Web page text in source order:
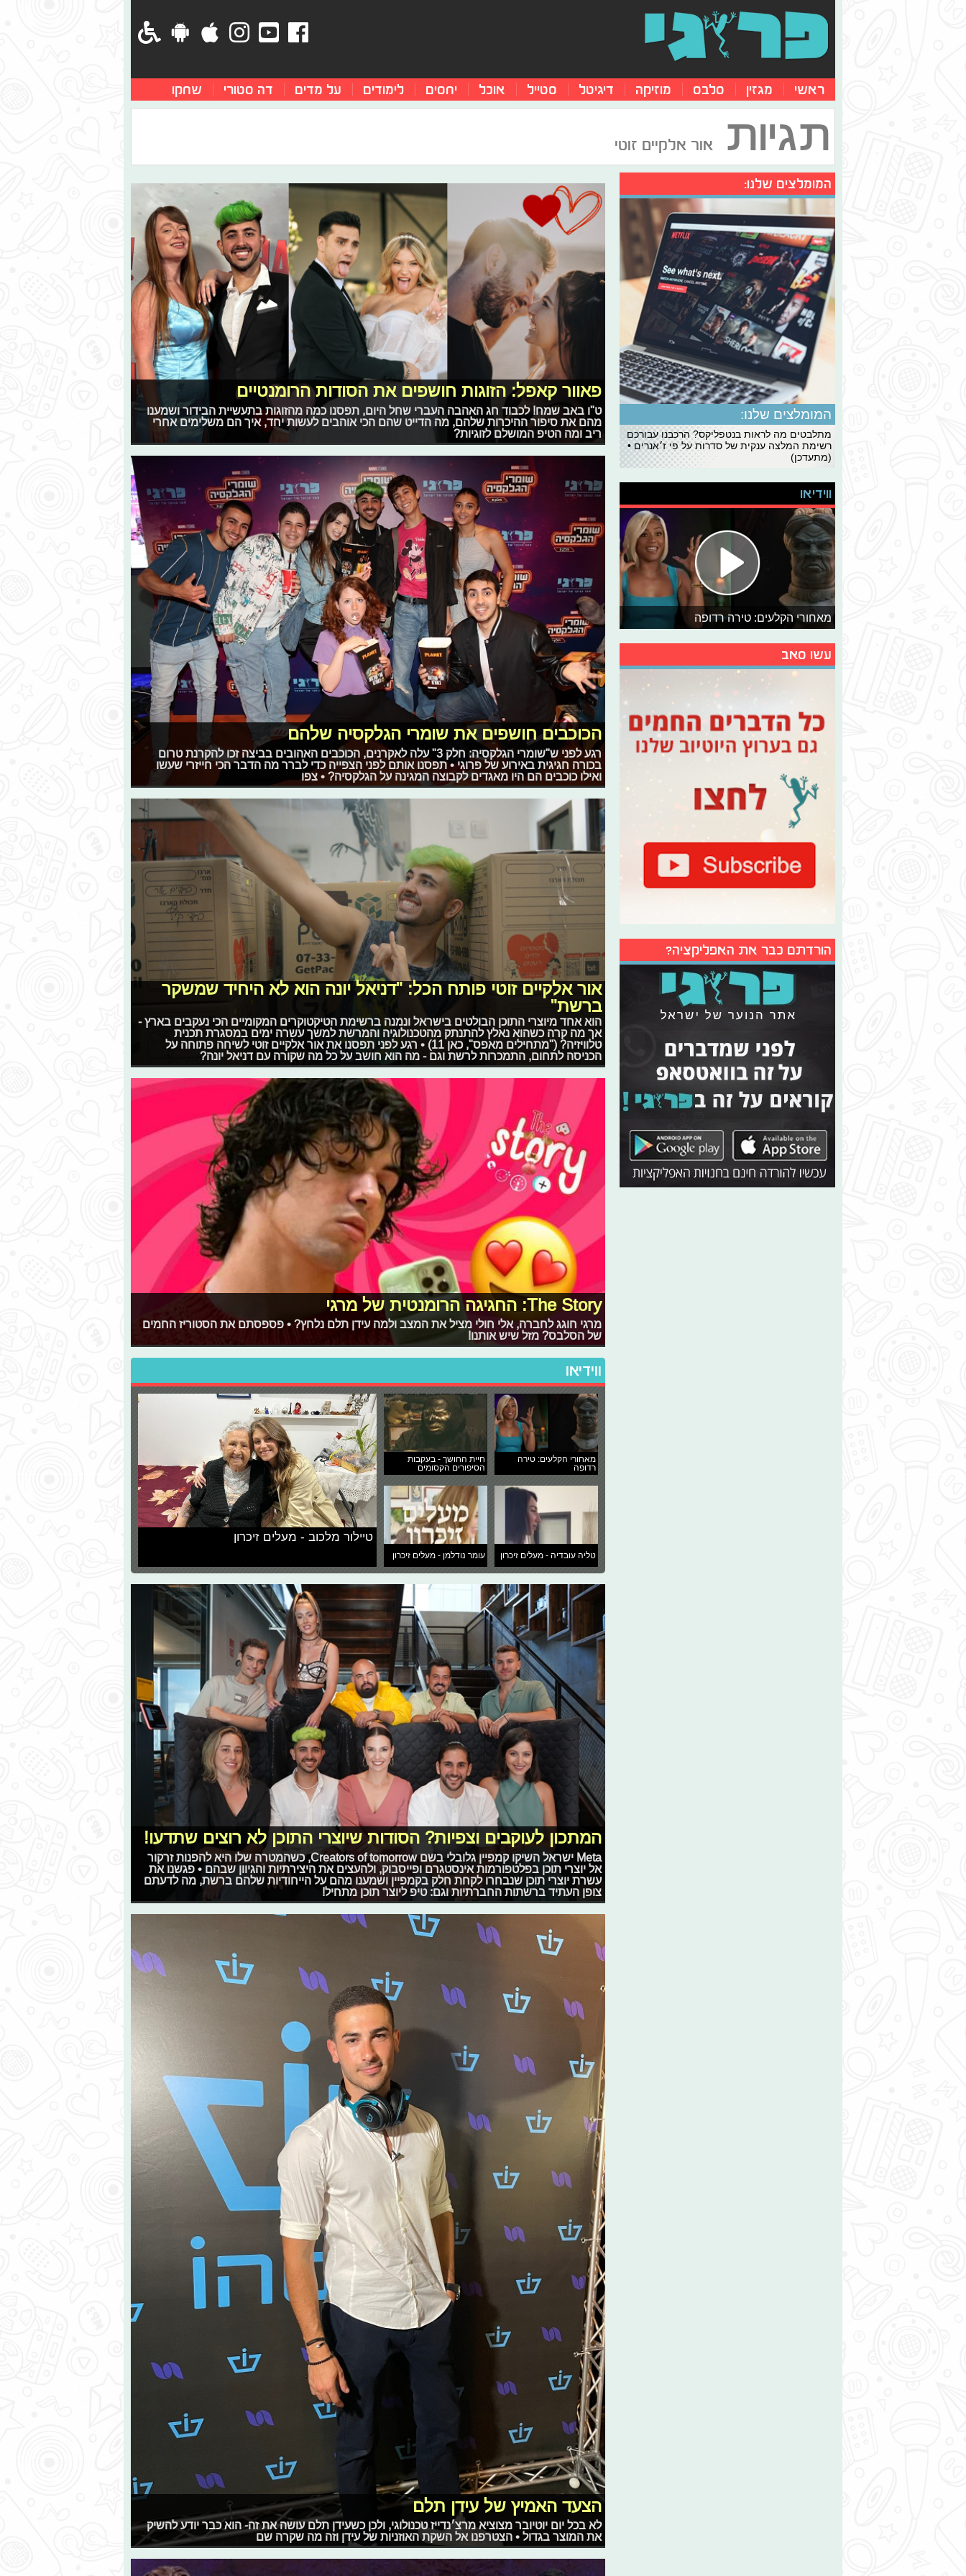
ראשי מגזין סלבס מוזיקה דיגיטל סטייל אוכל יחסים לימודים על מדים דה סטורי שחקו
תגיות אור אלקיים זוטי
פאוור קאפל: הזוגות חושפים את הסודות הרומנטיים
ט"ו באב שמח! לכבוד חג האהבה העברי שחל היום, תפסנו כמה מהזוגות בתעשיית הבידור ושמענו
מהם את סיפור ההיכרות שלהם, מה הדייט שהם הכי אוהבים לעשות יחד, איך הם משלימים אחרי
ריב ומה הטיפ המושלם לזוגיות?
הכוכבים חושפים את שומרי הגלקסיה שלהם
רגע לפני ש"שומרי הגלקסיה: חלק 3" עלה לאקרנים, הכוכבים האהובים בביצה זכו להקרנת טרום
בכורה חגיגית באירוע של פרוגי • תפסנו אותם לפני הצפייה כדי לברר מה הדבר הכי חייזרי שעשו
ואילו כוכבים הם היו מאגדים לקבוצה המגינה על הגלקסיה? • צפו
אור אלקיים זוטי פותח הכל: "דניאל יונה הוא לא היחיד שמשקר
ברשת"
הוא אחד מיוצרי התוכן הבולטים בישראל ונמנה ברשימת הטיקטוקרים המקומיים הכי נעקבים בארץ -
אך מה קרה כשהוא נאלץ להתנתק מהטכנולוגיה והמרשת למשך עשרה ימים במסגרת תכנית
טלוויזיה? ("מתחילים מאפס", כאן 11) • רגע לפני תפסנו את אור אלקיים זוטי לשיחה פתוחה על
הכניסה לתחום, התמכרות לרשת וגם - מה הוא חושב על כל מה שקורה עם דניאל יונה?
The Story: החגיגה הרומנטית של מרגי
מרגי חוגג לחברה, אלי חולי מציל את המצב ולמה עידן תלם נלחץ? • פספסתם את הסטוריז החמים
של הסלבס? מזל שיש אותנו!
ווידיאו
מאחורי הקלעים: טירה
רדופה
חיית החושך - בעקבות
הסיפורים הקסומים
טליה עובדיה - מעלים זיכרון עומר נודלמן - מעלים זיכרון
טיילור מלכוב - מעלים זיכרון
המתכון לעוקבים וצפיות? הסודות שיוצרי התוכן לא רוצים שתדעו!
Meta ישראל השיקו קמפיין גלובלי בשם Creators of tomorrow, כשהמטרה שלו היא להפנות זרקור
אל יוצרי תוכן בפלטפורמות אינסטגרם ופייסבוק, ולהעצים את היצירתיות והגיוון שבהם • פגשנו את
עשרת יוצרי תוכן שנבחרו לקחת חלק בקמפיין ושמענו מהם על הייחודיות שלהם ברשת, מה לדעתם
צופן העתיד ברשתות החברתיות וגם: טיפ ליוצר תוכן מתחיל!
הצעד האמיץ של עידן תלם
לא בכל יום יוטיובר מצוציא מרצ׳נדייז טכנולוגי, ולכן כשעידן תלם עושה את זה- הוא כבר יודע להשיק
את המוצר בגדול • הצטרפנו אל השקת האוזניות של עידן וזה מה שקרה שם
המומלצים שלנו:
המומלצים שלנו:
מתלבטים מה לראות בנטפליקס? הרכבנו עבורכם
רשימת המלצה ענקית של סדרות על פי ז׳אנרים •
(מתעדכן)
ווידיאו
מאחורי הקלעים: טירה רדופה
עשו סאב
הורדתם כבר את האפליקציה?